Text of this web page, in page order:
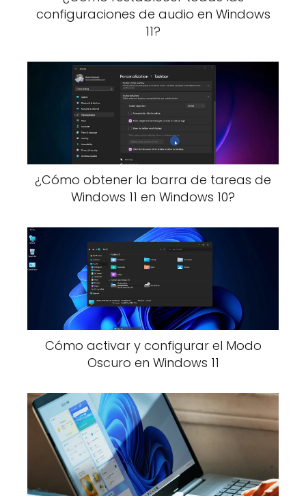
configuraciones de audio en Windows
11?
¿Cómo obtener la barra de tareas de
Windows 11 en Windows 10?
Cómo activar y configurar el Modo
Oscuro en Windows 11